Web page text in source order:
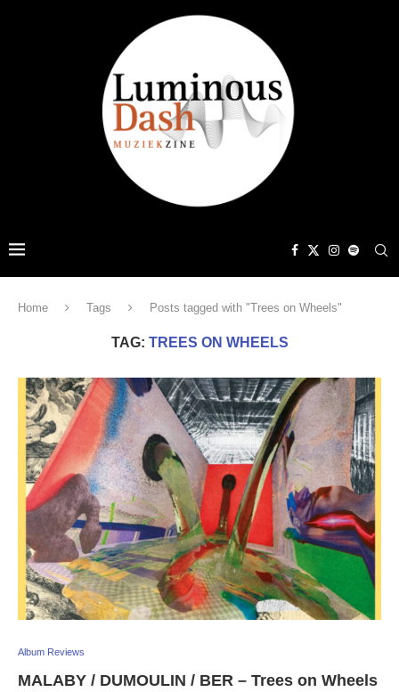
Home Tags Posts tagged with "Trees on Wheels"
TAG: TREES ON WHEELS
Album Reviews
MALABY / DUMOULIN / BER – Trees on Wheels